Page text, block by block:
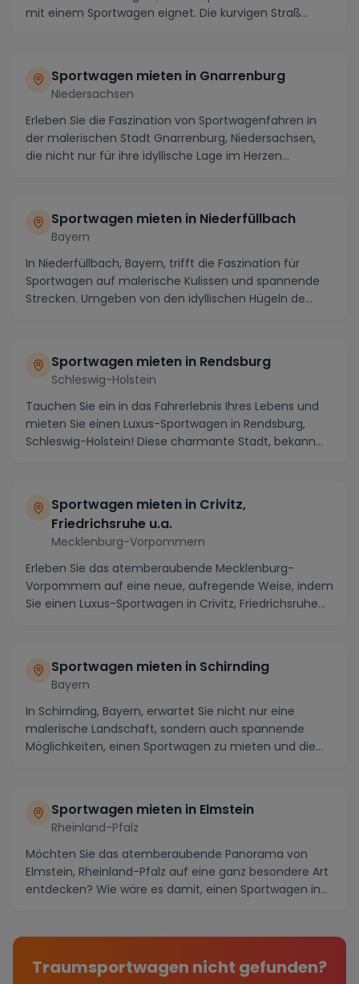
mit einem Sportwagen eignet. Die kurvigen Straß...
Sportwagen mieten in Gnarrenburg
Niedersachsen
Erleben Sie die Faszination von Sportwagenfahren in
der malerischen Stadt Gnarrenburg, Niedersachsen,
die nicht nur für ihre idyllische Lage im Herzen...
Sportwagen mieten in Niederfüllbach
Bayern
In Niederfüllbach, Bayern, trifft die Faszination für
Sportwagen auf malerische Kulissen und spannende
Strecken. Umgeben von den idyllischen Hügeln de...
Sportwagen mieten in Rendsburg
Schleswig-Holstein
Tauchen Sie ein in das Fahrerlebnis Ihres Lebens und
mieten Sie einen Luxus-Sportwagen in Rendsburg,
Schleswig-Holstein! Diese charmante Stadt, bekann...
Sportwagen mieten in Crivitz,
Friedrichsruhe u.a.
Mecklenburg-Vorpommern
Erleben Sie das atemberaubende Mecklenburg-
Vorpommern auf eine neue, aufregende Weise, indem
Sie einen Luxus-Sportwagen in Crivitz, Friedrichsruhe
Sportwagen mieten in Schirnding
Bayern
In Schirnding, Bayern, erwartet Sie nicht nur eine
malerische Landschaft, sondern auch spannende
Möglichkeiten, einen Sportwagen zu mieten und die
Sportwagen mieten in Elmstein
Rheinland-Pfalz
Möchten Sie das atemberaubende Panorama von
Elmstein, Rheinland-Pfalz auf eine ganz besondere Art
entdecken? Wie wäre es damit, einen Sportwagen in
Traumsportwagen nicht gefunden?